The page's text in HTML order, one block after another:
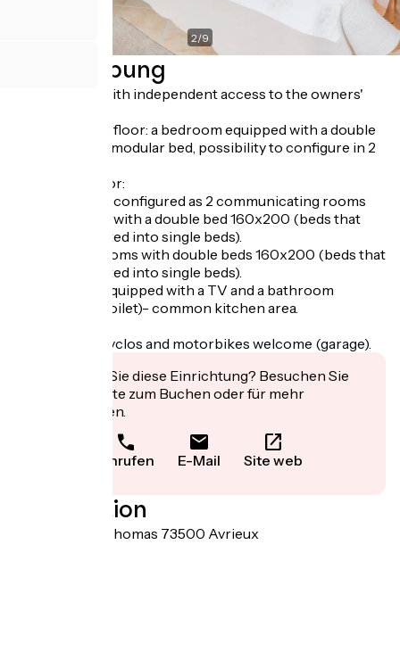
2/9
Beschreibung
4 bedrooms (with independent access to the owners'
On the ground floor: a bedroom equipped with a double
bed 160x200 (modular bed, possibility to configure in 2
On the 2nd floor:
- A family suite configured as 2 communicating rooms
each equipped with a double bed 160x200 (beds that
can be converted into single beds).
- Two other rooms with double beds 160x200 (beds that
can be converted into single beds).
Each room is equipped with a TV and a bathroom
(shower with toilet)- common kitchen area.
Free garage. Cyclos and motorbikes welcome (garage).
Interessiert Sie diese Einrichtung? Besuchen Sie
deren Website zum Buchen oder für mehr
Informationen.
Anrufen E-Mail Site web
Localisation
352 rue Saint-Thomas 73500 Avrieux